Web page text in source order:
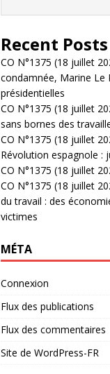
Recent Posts
CO N°1375 (18 juillet
condamnée, Marine Le
présidentielles
CO N°1375 (18 juillet
sans bornes des
CO N°1375 (18 juillet
Révolution espagnole :
CO N°1375 (18 juillet
CO N°1375 (18 juillet
du travail : des
victimes
MÉTA
Connexion
Flux des publications
Flux des commentaires
Site de WordPress-FR